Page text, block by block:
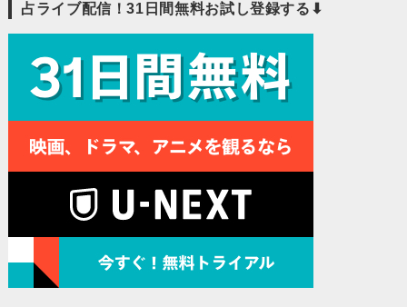
占ライブ配信！31日間無料お試し登録する⬇︎